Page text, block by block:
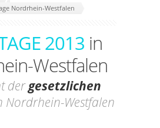
Nordrhein-Westfalen
2013 in
Westfalen
dergesetzlichen
Nordrhein-Westfalen